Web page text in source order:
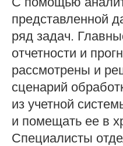
представленной
ряд задач.
отчетности и
рассмотрены и
сценарий
из учетной
и помещать ее в
Специалисты